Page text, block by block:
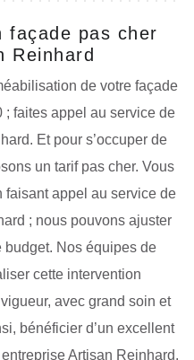
façade pas cher
Reinhard
de votre façade
faites appel au service de
Et pour s’occuper de
un tarif pas cher. Vous
faisant appel au service de
; nous pouvons ajuster
budget. Nos équipes de
cette intervention
avec grand soin et
bénéficier d’un excellent
Artisan Reinhard.